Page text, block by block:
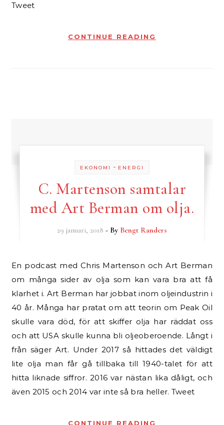
Tweet
CONTINUE READING
EKONOMI - ENERGI
C. Martenson samtalar
med Art Berman om olja.
29 januari, 2018 - By Bengt Randers
En podcast med Chris Martenson och Art Berman
om många sider av olja som kan vara bra att få
klarhet i. Art Berman har jobbat inom oljeindustrin i
40 år. Många har pratat om att teorin om Peak Oil
skulle vara död, för att skiffer olja har räddat oss
och att USA skulle kunna bli oljeoberoende. Långt i
från säger Art. Under 2017 så hittades det väldigt
lite olja man får gå tillbaka till 1940-talet för att
hitta liknade siffror. 2016 var nästan lika dåligt, och
även 2015 och 2014 var inte så bra heller. Tweet
CONTINUE READING